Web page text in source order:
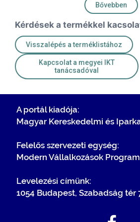
Bővebben
Kérdések a termékkel
Visszalépés a terméklistához
Kapcsolat a megyei IKT
tanácsadóval
A portál kiadója:
Magyar Kereskedelmi és
Felelős szervezeti egység:
Modern Vállalkozások
Levelezési címünk:
1054 Budapest, Szabadság tér